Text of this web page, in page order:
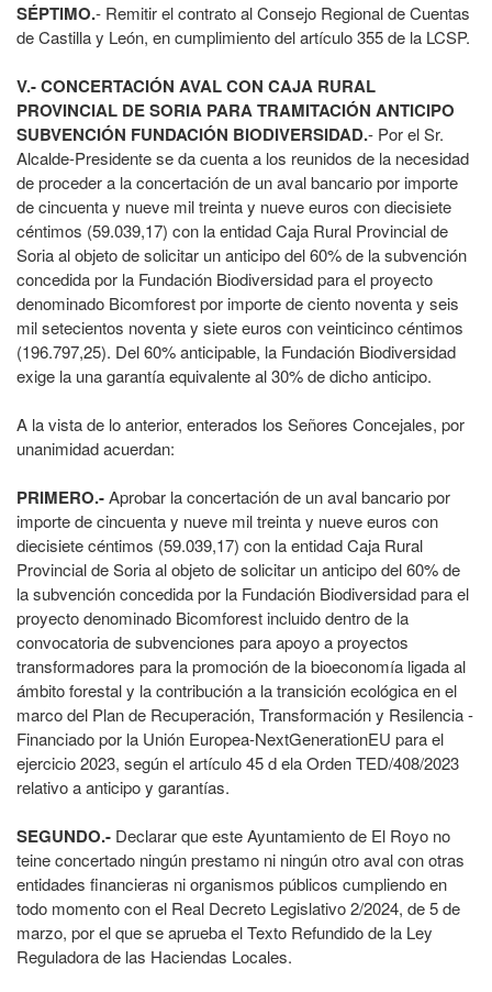
SÉPTIMO.‐ Remitir el contrato al Consejo Regional de Cuentas
de Castilla y León, en cumplimiento del artículo 355 de la LCSP.
V.- CONCERTACIÓN AVAL CON CAJA RURAL
PROVINCIAL DE SORIA PARA TRAMITACIÓN ANTICIPO
SUBVENCIÓN FUNDACIÓN BIODIVERSIDAD.- Por el Sr.
Alcalde-Presidente se da cuenta a los reunidos de la necesidad
de proceder a la concertación de un aval bancario por importe
de cincuenta y nueve mil treinta y nueve euros con diecisiete
céntimos (59.039,17) con la entidad Caja Rural Provincial de
Soria al objeto de solicitar un anticipo del 60% de la subvención
concedida por la Fundación Biodiversidad para el proyecto
denominado Bicomforest por importe de ciento noventa y seis
mil setecientos noventa y siete euros con veinticinco céntimos
(196.797,25). Del 60% anticipable, la Fundación Biodiversidad
exige la una garantía equivalente al 30% de dicho anticipo.
A la vista de lo anterior, enterados los Señores Concejales, por
unanimidad acuerdan:
PRIMERO.-Aprobar la concertación de un aval bancario por
importe de cincuenta y nueve mil treinta y nueve euros con
diecisiete céntimos (59.039,17) con la entidad Caja Rural
Provincial de Soria al objeto de solicitar un anticipo del 60% de
la subvención concedida por la Fundación Biodiversidad para el
proyecto denominado Bicomforest incluido dentro de la
convocatoria de subvenciones para apoyo a proyectos
transformadores para la promoción de la bioeconomía ligada al
ámbito forestal y la contribución a la transición ecológica en el
marco del Plan de Recuperación, Transformación y Resilencia -
Financiado por la Unión Europea-NextGenerationEU para el
ejercicio 2023, según el artículo 45 d ela Orden TED/408/2023
relativo a anticipo y garantías.
SEGUNDO.- Declarar que este Ayuntamiento de El Royo no
teine concertado ningún prestamo ni ningún otro aval con otras
entidades financieras ni organismos públicos cumpliendo en
todo momento con el Real Decreto Legislativo 2/2024, de 5 de
marzo, por el que se aprueba el Texto Refundido de la Ley
Reguladora de las Haciendas Locales.